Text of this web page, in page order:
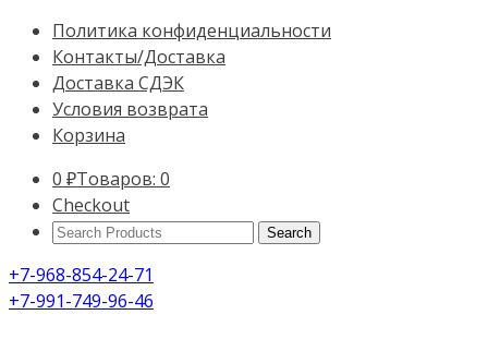
Политика конфиденциальности
Контакты/Доставка
Доставка СДЭК
Условия возврата
Корзина
0 ₽Товаров: 0
Checkout
Search
+7-968-854-24-71
+7-991-749-96-46